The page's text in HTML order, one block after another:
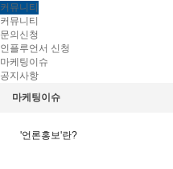
커뮤니티
커뮤니티
문의신청
인플루언서 신청
마케팅이슈
공지사항
마케팅이슈
'언론홍보'란?